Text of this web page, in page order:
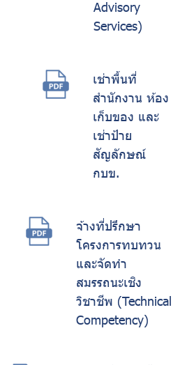
Advisory
Services)
เช่าพื้นที่
สำนักงาน ห้อง
เก็บของ และ
เช่าป้าย
สัญลักษณ์
กบข.
จ้างที่ปรึกษา
โครงการทบทวน
และจัดทำ
สมรรถนะเชิง
วิชาชีพ (Technical
Competency)